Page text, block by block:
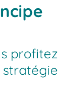
profitez
stratégie